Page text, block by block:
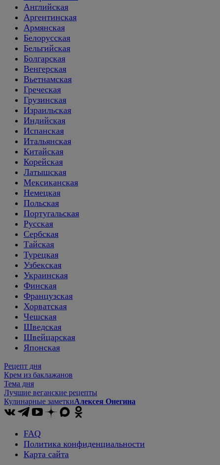
Английская
Аргентинская
Армянская
Белорусская
Бельгийская
Болгарская
Венгерская
Вьетнамская
Греческая
Грузинская
Израильская
Индийская
Испанская
Итальянская
Китайская
Корейская
Латышская
Мексиканская
Немецкая
Польская
Португальская
Русская
Сербская
Тайская
Турецкая
Узбекская
Украинская
Финская
Французская
Хорватская
Чешская
Шведская
Швейцарская
Японская
Рецепт дня
Крем из баклажанов
Тема дня
Лучшие веганские рецепты
Кулинарные заметкиАлексея Онегина
FAQ
Политика конфиденциальности
Карта сайта